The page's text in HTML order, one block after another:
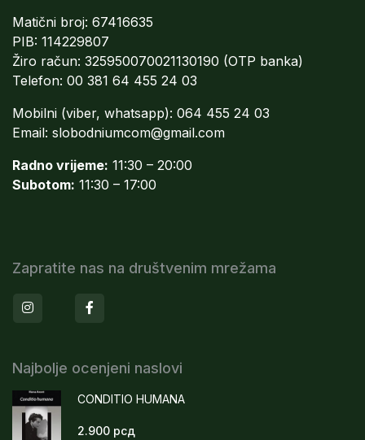
Matični broj: 67416635
PIB: 114229807
Žiro račun: 325950070021130190 (OTP banka)
Telefon: 00 381 64 455 24 03
Mobilni (viber, whatsapp): 064 455 24 03
Email: slobodniumcom@gmail.com
Radno vrijeme: 11:30 – 20:00
Subotom: 11:30 – 17:00
Zapratite nas na društvenim mrežama
Instagram
Najbolje ocenjeni naslovi
CONDITIO HUMANA
2.900 рсд